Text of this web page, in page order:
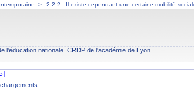
> 2.2.2 - Il existe cependant une certaine mobilité
l'éducation nationale. CRDP de l'académie de Lyon.